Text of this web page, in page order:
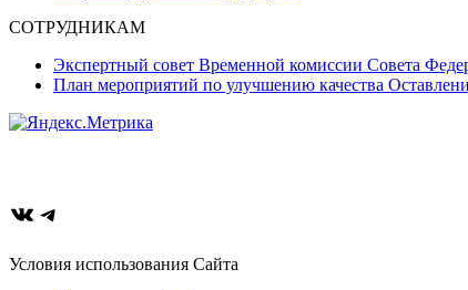
СОТРУДНИКАМ
Экспертный совет Временной комиссии Совета
План мероприятий по улучшению качества
ВКонтакте
Telegram
Условия использования Сайта